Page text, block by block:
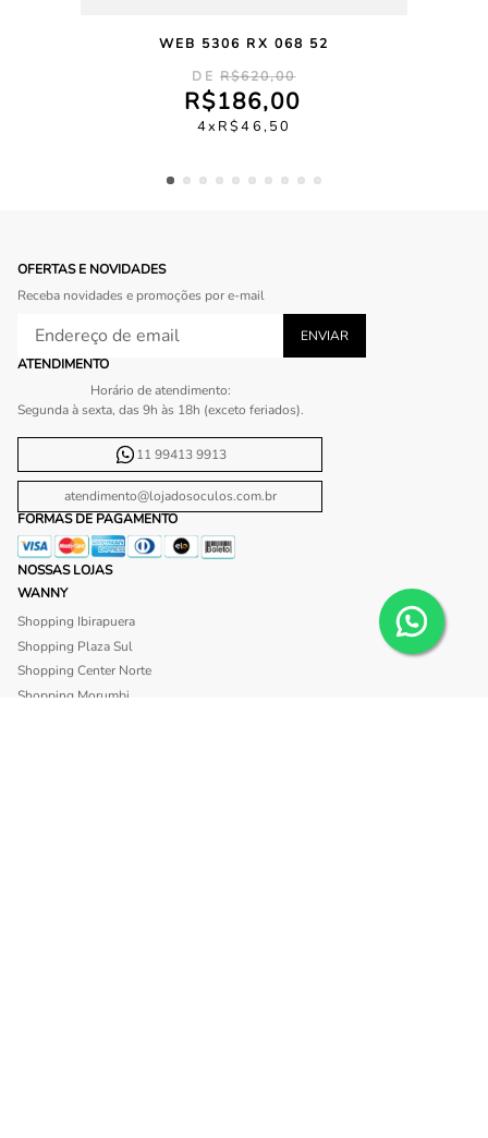
WEB 5306 RX 068 52
R$620,00
R$186,00
4 R$46,50
OFERTAS E NOVIDADES
Receba novidades e promoções por e-mail
ATENDIMENTO
Horário de atendimento:
Segunda à sexta, das 9h às 18h (exceto feriados).
11 99413 9913
atendimento@lojadosoculos.com.br
FORMAS DE PAGAMENTO
NOSSAS LOJAS
WANNY
Shopping Ibirapuera
Shopping Plaza Sul
Shopping Center Norte
Shopping Morumbi